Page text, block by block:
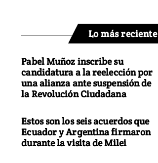
Lo más reciente
Pabel Muñoz inscribe su
candidatura a la reelección por
una alianza ante suspensión de
la Revolución Ciudadana
Estos son los seis acuerdos que
Ecuador y Argentina firmaron
durante la visita de Milei